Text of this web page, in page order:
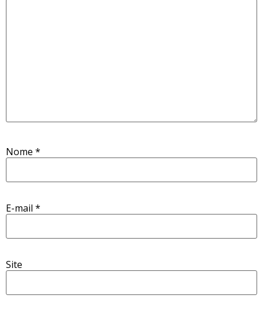
Nome *
E-mail *
Site